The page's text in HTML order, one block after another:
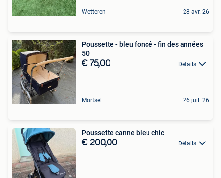
Wetteren 28 avr. 26
Poussette - bleu foncé - fin des années
50
€ 75,00 Détails
Mortsel 26 juil. 26
Poussette canne bleu chic
€ 200,00 Détails